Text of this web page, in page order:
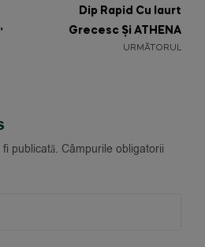
URMĂTORUL
Dip Rapid Cu Iaurt
Grecesc Și ATHENA
publicată. Câmpurile obligatorii